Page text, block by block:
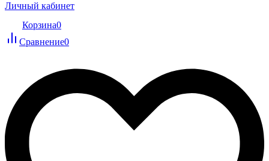
Личный кабинет
Корзина0
Сравнение0